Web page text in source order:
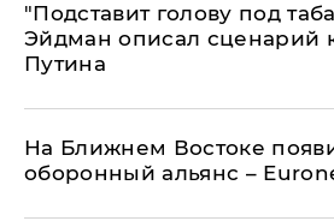
​"Подставит голову под
Эйдман описал сценарий
Путина
На Ближнем Востоке
оборонный альянс –